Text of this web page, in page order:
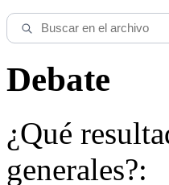
Debate
¿Qué
generales?: